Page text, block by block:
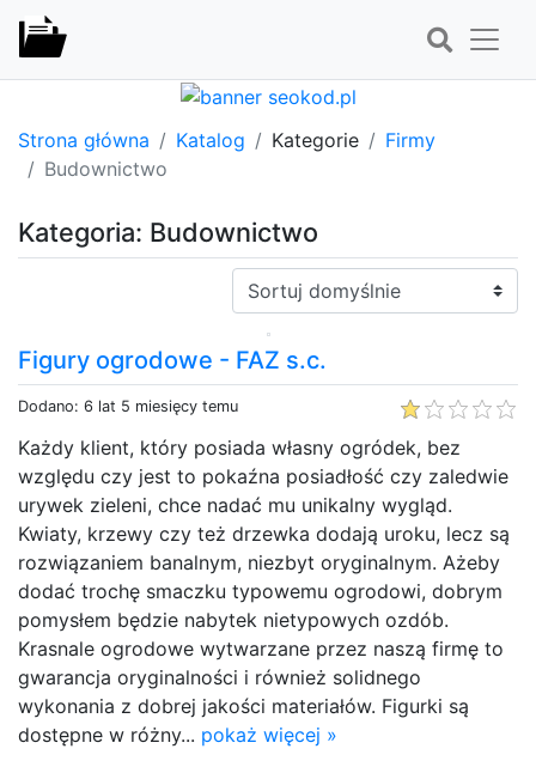
Strona główna Katalog Kategorie
Firmy
Budownictwo
Kategoria: Budownictwo
Sortuj:
Figury ogrodowe - FAZ s.c.
Dodano: 6 lat 5 miesięcy temu
Każdy klient, który posiada własny ogródek, bez
względu czy jest to pokaźna posiadłość czy zaledwie
urywek zieleni, chce nadać mu unikalny wygląd.
Kwiaty, krzewy czy też drzewka dodają uroku, lecz są
rozwiązaniem banalnym, niezbyt oryginalnym. Ażeby
dodać trochę smaczku typowemu ogrodowi, dobrym
pomysłem będzie nabytek nietypowych ozdób.
Krasnale ogrodowe wytwarzane przez naszą firmę to
gwarancja oryginalności i również solidnego
wykonania z dobrej jakości materiałów. Figurki są
dostępne w różny... pokaż więcej »